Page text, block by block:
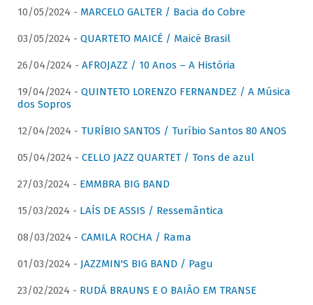
10/05/2024 - MARCELO GALTER / Bacia do Cobre
03/05/2024 - QUARTETO MAICÉ / Maicé Brasil
26/04/2024 - AFROJAZZ / 10 Anos – A História
19/04/2024 - QUINTETO LORENZO FERNANDEZ / A Música
dos Sopros
12/04/2024 - TURÍBIO SANTOS / Turíbio Santos 80 ANOS
05/04/2024 - CELLO JAZZ QUARTET / Tons de azul
27/03/2024 - EMMBRA BIG BAND
15/03/2024 - LAÍS DE ASSIS / Ressemântica
08/03/2024 - CAMILA ROCHA / Rama
01/03/2024 - JAZZMIN'S BIG BAND / Pagu
23/02/2024 - RUDÁ BRAUNS E O BAIÃO EM TRANSE